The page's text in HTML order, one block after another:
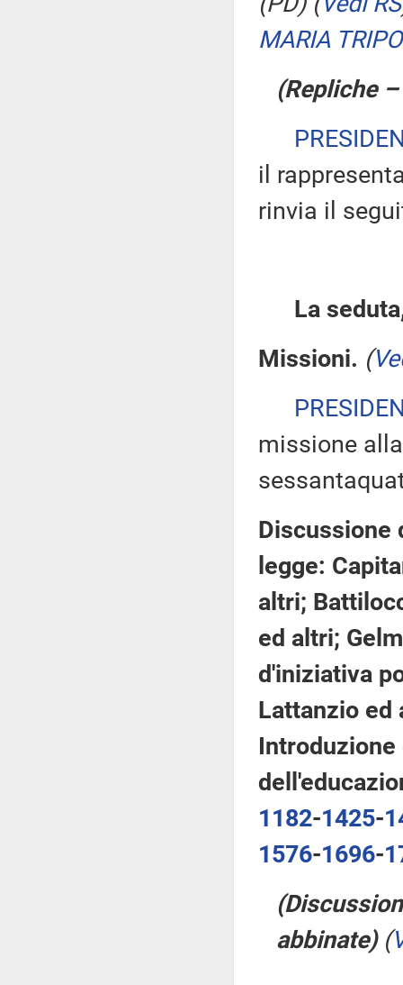
MARIA
(Repliche
il
rinvia il
La
Missioni. (
missione
Discussione
legge:
altri;
ed altri;
d'iniziativa
Lattanzio ed
1182-1425-
1576-1696-
abbinate) (